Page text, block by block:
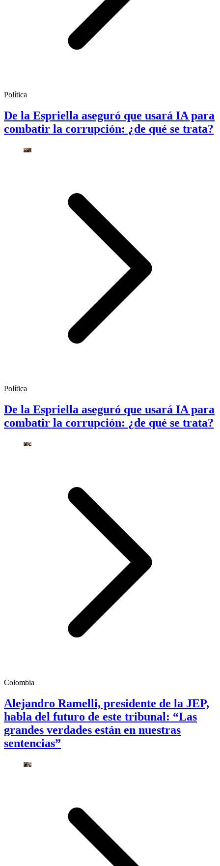
Política
De la Espriella aseguró que usará IA para
combatir la corrupción: ¿de qué se trata?
Política
De la Espriella aseguró que usará IA para
combatir la corrupción: ¿de qué se trata?
Colombia
Alejandro Ramelli, presidente de la JEP,
habla del futuro de este tribunal: “Las
grandes verdades están en nuestras
sentencias”